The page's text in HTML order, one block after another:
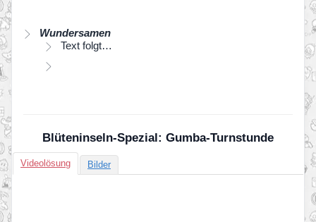
Wundersamen
Text folgt…
Blüteninseln-Spezial: Gumba-Turnstunde
Videolösung Bilder